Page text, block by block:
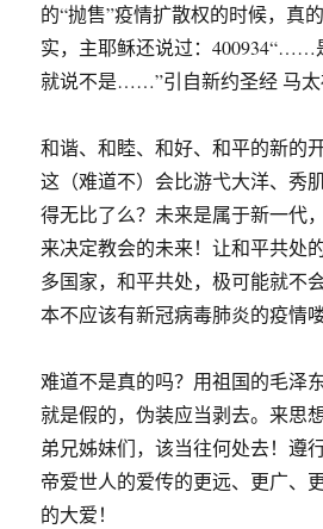
的“抛售”疫情扩散权的时候，真
实，主耶稣还说过：400934“……
就说不是……”引自新约圣经 马太
和谐、和睦、和好、和平的新的
这（难道不）会比游弋大洋、秀
得无比了么？未来是属于新一代
来决定教会的未来！让和平共处
多国家，和平共处，极可能就不
本不应该有新冠病毒肺炎的疫情喽
难道不是真的吗？用祖国的毛泽
就是假的，伪装应当剥去。来思
弟兄姊妹们，该当往何处去！遵
帝爱世人的爱传的更远、更广、
的大爱！